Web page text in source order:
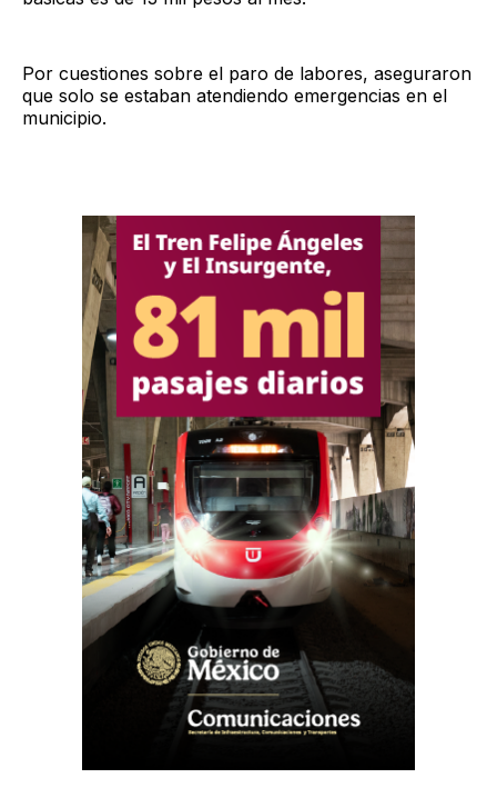
Por cuestiones sobre el paro de labores, aseguraron
que solo se estaban atendiendo emergencias en el
municipio.